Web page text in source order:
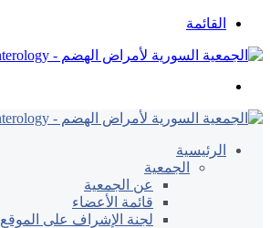
القائمة
الرئيسية
الجمعية
عن الجمعية
قائمة الأعضاء
لجنة الإشراف على الموقع